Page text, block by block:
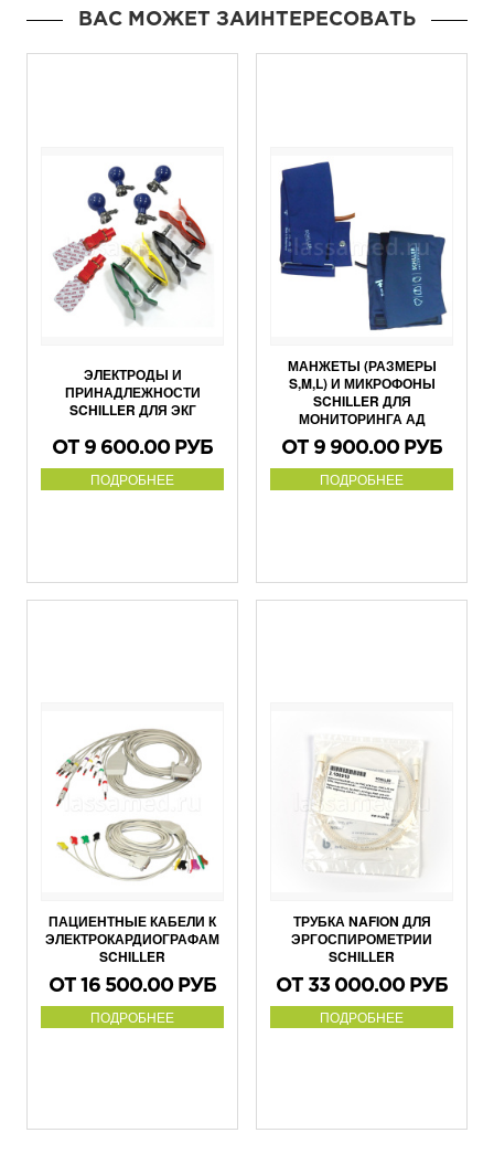
ВАС МОЖЕТ ЗАИНТЕРЕСОВАТЬ
ЭЛЕКТРОДЫ И
ПРИНАДЛЕЖНОСТИ
SCHILLER ДЛЯ ЭКГ
ОТ 9 600.00 РУБ
ПОДРОБНЕЕ
МАНЖЕТЫ (РАЗМЕРЫ
S,M,L) И МИКРОФОНЫ
SCHILLER ДЛЯ
МОНИТОРИНГА АД
ОТ 9 900.00 РУБ
ПОДРОБНЕЕ
ПАЦИЕНТНЫЕ КАБЕЛИ К
ЭЛЕКТРОКАРДИОГРАФАМ
SCHILLER
ОТ 16 500.00 РУБ
ПОДРОБНЕЕ
ТРУБКА NAFION ДЛЯ
ЭРГОСПИРОМЕТРИИ
SCHILLER
ОТ 33 000.00 РУБ
ПОДРОБНЕЕ